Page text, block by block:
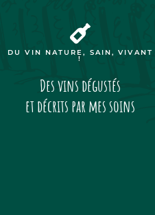
DU VIN NATURE, SAIN, VIVANT
!
Des vins dégustés
et décrits par mes soins